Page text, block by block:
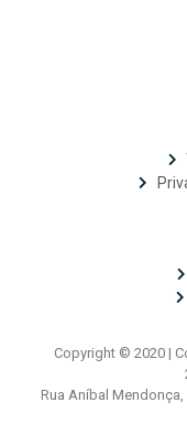
Copyright © 2020 |
Rua Aníbal